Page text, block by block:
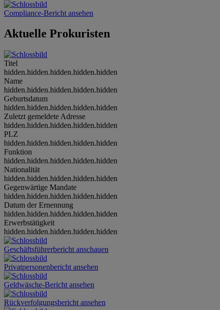
Compliance-Bericht ansehen
Aktuelle Prokuristen
Titel
hidden.hidden.hidden.hidden.hidden
Name
hidden.hidden.hidden.hidden.hidden
Geburtsdatum
hidden.hidden.hidden.hidden.hidden
Zuletzt gemeldete Adresse
hidden.hidden.hidden.hidden.hidden
PLZ
hidden.hidden.hidden.hidden.hidden
Funktion
hidden.hidden.hidden.hidden.hidden
Nationalität
hidden.hidden.hidden.hidden.hidden
Gegenwärtige Mandate
hidden.hidden.hidden.hidden.hidden
Datum der Ernennung
hidden.hidden.hidden.hidden.hidden
Erwerbstätigkeit
hidden.hidden.hidden.hidden.hidden
Geschäftsführerbericht anschauen
Privatpersonenbericht ansehen
Geldwäsche-Bericht ansehen
Rückverfolgungsbericht ansehen